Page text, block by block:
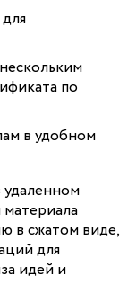
по
в удобном
в сжатом виде,
для
идей и